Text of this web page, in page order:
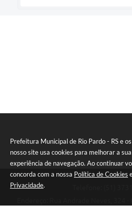
Prefeitura Municipal de Rio Pardo - RS e
nosso site usa cookies para melhorar a sua
experiência de navegação. Ao continuar
concorda com a nossa Política de Cookies
Privacidade.
Endereço: Rua Andrade Neves, 324